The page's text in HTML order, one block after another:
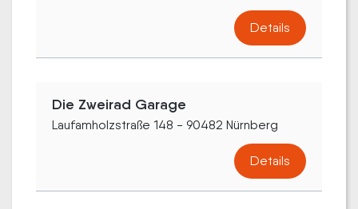
Details
Die Zweirad Garage
Laufamholzstraße 148 - 90482 Nürnberg
Details